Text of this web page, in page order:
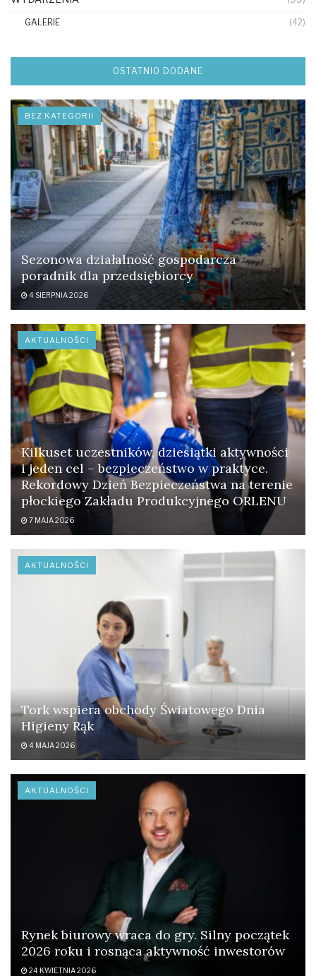
GALERIE (42)
OSTATNIO DODANE
BEZ KATEGORII
Sezonowa działalność gospodarcza –
poradnik dla przedsiębiorcy
4 SIERPNIA 2026
AKTUALNOŚCI
Kilkuset uczestników, dziesiątki aktywności
i jeden cel – bezpieczeństwo w praktyce.
Rekordowy Dzień Bezpieczeństwa na terenie
płockiego Zakładu Produkcyjnego ORLENU
7 MAJA 2026
AKTUALNOŚCI
Tork wspiera obchody Światowego Dnia
Higieny Rąk
4 MAJA 2026
AKTUALNOŚCI
Rynek biurowy wraca do gry. Silny początek
2026 roku i rosnąca aktywność inwestorów
24 KWIETNIA 2026